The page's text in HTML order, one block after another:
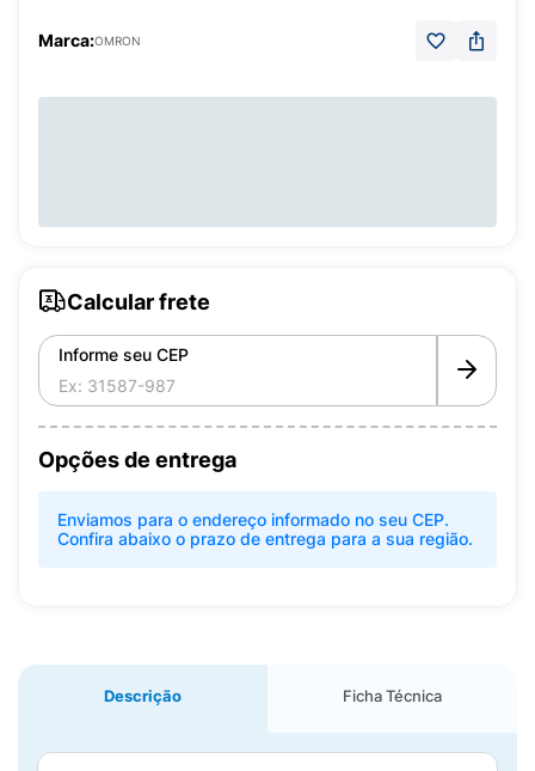
Marca:OMRON
Calcular frete
Informe seu CEP
Opções de entrega
Enviamos para o endereço informado no seu CEP.
Confira abaixo o prazo de entrega para a sua região.
Descrição Ficha Técnica